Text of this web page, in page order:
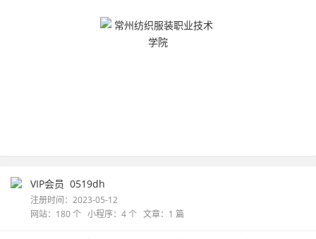
VIP会员 0519dh
注册时间：2023-05-12
网站：180 个 小程序：4 个 文章：1 篇